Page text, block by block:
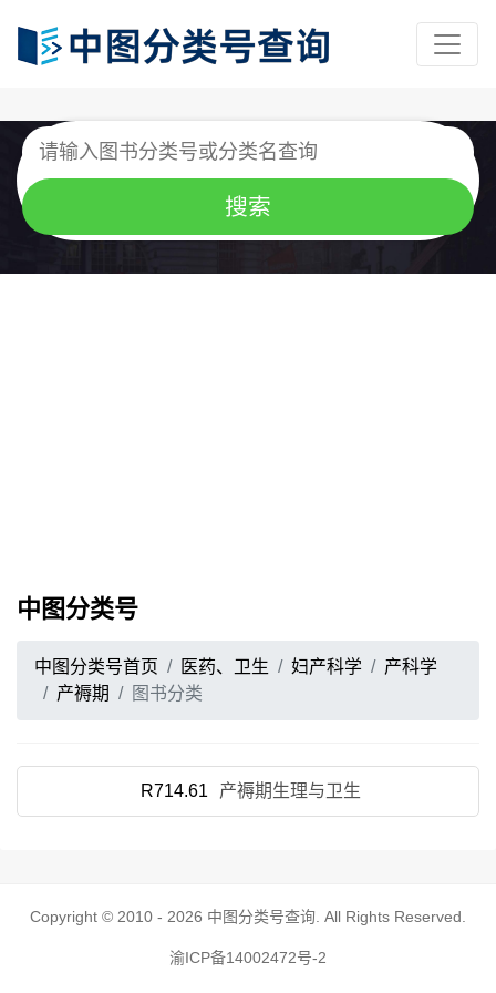
中图分类号
中图分类号首页 医药、卫生 妇产科学
产科学
产褥期
图书分类
R714.61 产褥期生理与卫生
Copyright © 2010 - 2026 中图分类号查询 . All Rights Reserved.
渝ICP备14002472号-2